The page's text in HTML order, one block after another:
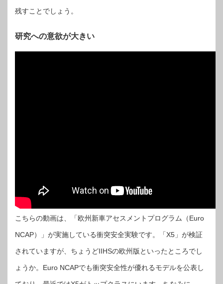
残すことでしょう。
研究への意欲が大きい
こちらの動画は、「欧州新車アセスメントプログラム（Euro
NCAP）」が実施している衝突安全実験です。「X5」が検証
されていますが、ちょうどIIHSの欧州版といったところでし
ょうか。Euro NCAPでも衝突安全性が優れるモデルを公表し